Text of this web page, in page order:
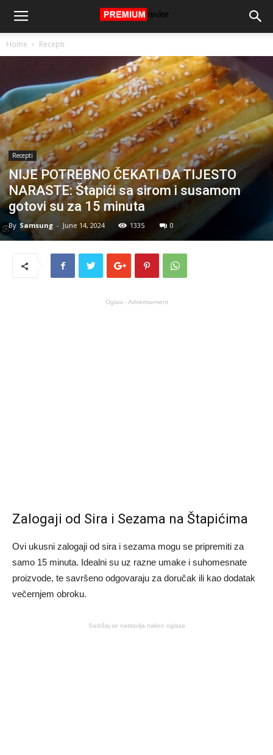
Home Recepti
Recepti
NIJE POTREBNO ČEKATI DA TIJESTO
NARASTE: Štapići sa sirom i susamom
gotovi su za 15 minuta
By Samsung - June 14, 2024 1335 0
Oglasi - Advertisement
Zalogaji od Sira i Sezama na Štapićima
Ovi ukusni zalogaji od sira i sezama mogu se pripremiti za
samo 15 minuta. Idealni su uz razne umake i suhomesnate
proizvode, te savršeno odgovaraju za doručak ili kao dodatak
večernjem obroku.
Sadržaj se nastavlja nakon oglasa